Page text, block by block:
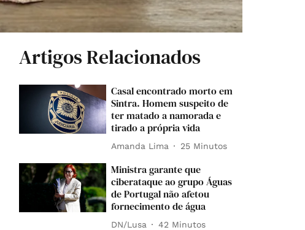
Artigos Relacionados
Casal encontrado morto em
Sintra. Homem suspeito de
ter matado a namorada e
tirado a própria vida
Amanda Lima 25 Minutos
Ministra garante que
ciberataque ao grupo Águas
de Portugal não afetou
fornecimento de água
DN/Lusa 42 Minutos